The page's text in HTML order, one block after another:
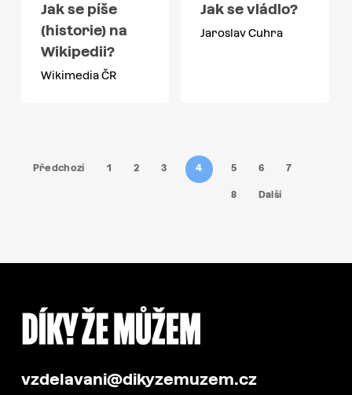
Jak se píše
(historie) na
Wikipedii?
Wikimedia ČR
Jak se vládlo?
Jaroslav Cuhra
Předchozí 1 2 3 4 5 6 7
8 Další
vzdelavani@dikyzemuzem.cz